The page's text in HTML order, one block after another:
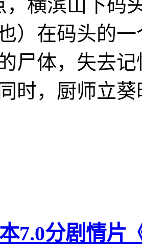
，横滨山下码
也）在码头的
尸体，失去
时，厨师立
7.0分剧情片